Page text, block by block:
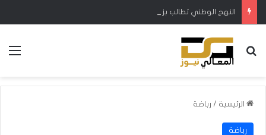
بحث عن
الرئيسية / رباضة
رباضة